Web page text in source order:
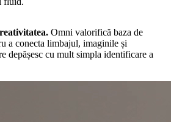
Omni valorifică baza de
a conecta limbajul, imaginile și
depășesc cu mult simpla identificare a